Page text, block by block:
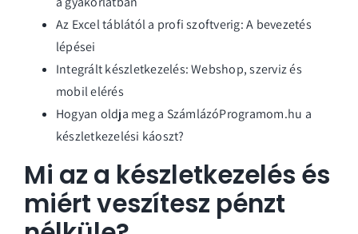
Az Excel táblától a profi szoftverig: A bevezetés
lépései
Integrált készletkezelés: Webshop, szerviz és
mobil elérés
Hogyan oldja meg a SzámlázóProgramom.hu a
készletkezelési káoszt?
Mi az a készletkezelés és
miért veszítesz pénzt